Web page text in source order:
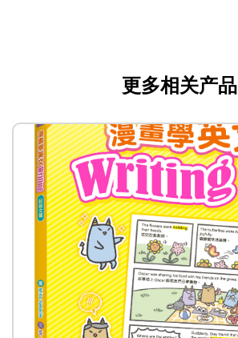
chungming@hkcrown.com
更多相关产品